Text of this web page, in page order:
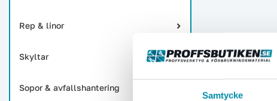
Samtycke
Rep & linor
Skyltar
Sopor & avfallshantering